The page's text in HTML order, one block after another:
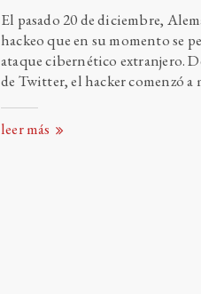
El pasado 20 de diciembre,
hackeo que en su momento se
ataque cibernético extranjero.
de Twitter, el hacker comenzó a
leer más